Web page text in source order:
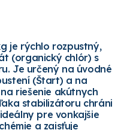
je rýchlo rozpustný,
(organický chlór) s
Je určený na úvodné
(Štart) a na
riešenie akútnych
stabilizátoru chráni
pre vonkajšie
a zaisťuje